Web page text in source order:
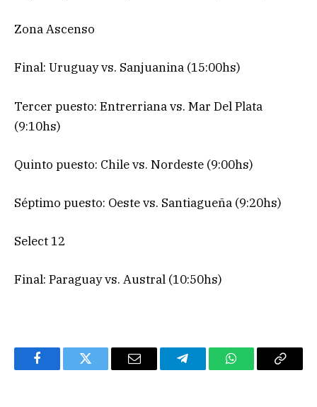
Zona Ascenso
Final: Uruguay vs. Sanjuanina (15:00hs)
Tercer puesto: Entrerriana vs. Mar Del Plata
(9:10hs)
Quinto puesto: Chile vs. Nordeste (9:00hs)
Séptimo puesto: Oeste vs. Santiagueña (9:20hs)
Select 12
Final: Paraguay vs. Austral (10:50hs)
FacebookTwitter Email TelegramWhatsAppCopy